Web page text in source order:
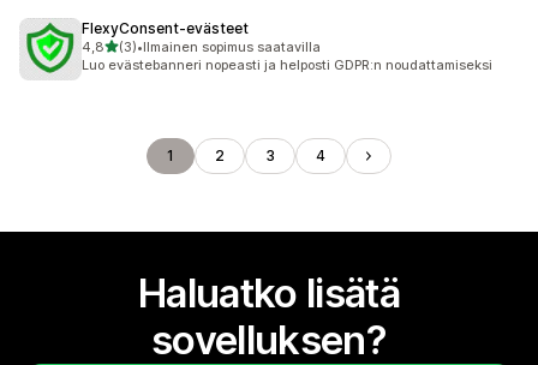
FlexyConsent‑evästeet
4,8/ 5 tähteä
(3)
3 arvostelua yhteensä
•Ilmainen sopimus saatavilla
Luo evästebanneri nopeasti ja helposti GDPR:n noudattamiseksi
1 2 3 4
Haluatko lisätä
sovelluksen?